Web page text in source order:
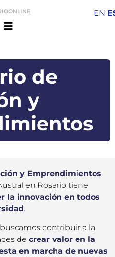
ONLINE
de
y
y Emprendimientos
en Rosario tiene
la innovación en todos
.
contribuir a la
de crear valor en la
en marcha de nuevas
EN